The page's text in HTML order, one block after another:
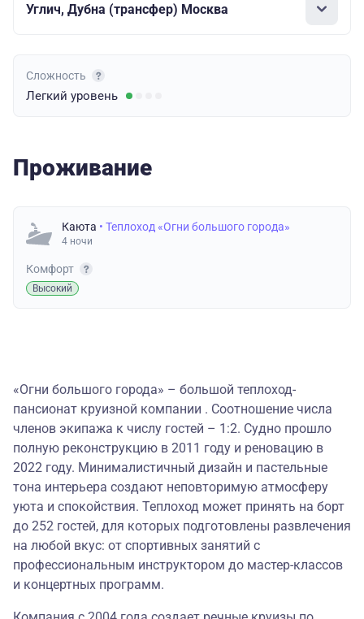
Углич, Дубна (трансфер) Москва
Сложность
Легкий уровень
Проживание
Каюта • Теплоход «Огни большого города»
4 ночи
Комфорт
Высокий
«Огни большого города» – большой теплоход-
пансионат круизной компании . Соотношение числа
членов экипажа к числу гостей – 1:2. Судно прошло
полную реконструкцию в 2011 году и реновацию в
2022 году. Минималистичный дизайн и пастельные
тона интерьера создают неповторимую атмосферу
уюта и спокойствия. Теплоход может принять на борт
до 252 гостей, для которых подготовлены развлечения
на любой вкус: от спортивных занятий с
профессиональным инструктором до мастер-классов
и концертных программ.